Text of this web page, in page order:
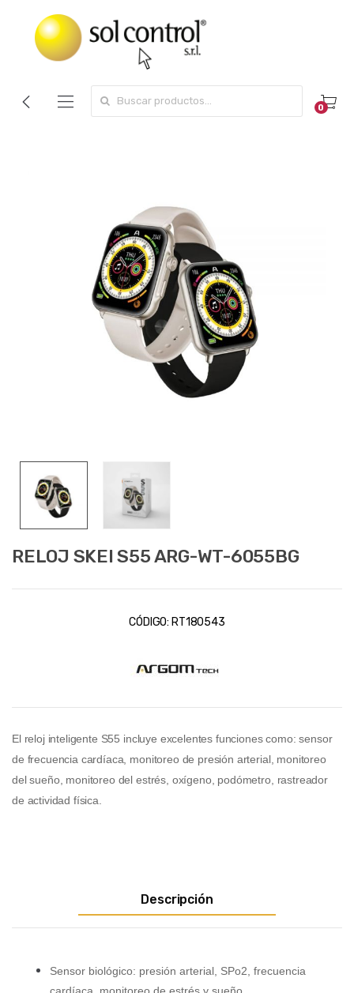
0
RELOJ SKEI S55 ARG-WT-6055BG
CÓDIGO: RT180543
El reloj inteligente S55 incluye excelentes funciones como: sensor
de frecuencia cardíaca, monitoreo de presión arterial, monitoreo
del sueño, monitoreo del estrés, oxígeno, podómetro, rastreador
de actividad física.
Descripción
Sensor biológico: presión arterial, SPo2, frecuencia